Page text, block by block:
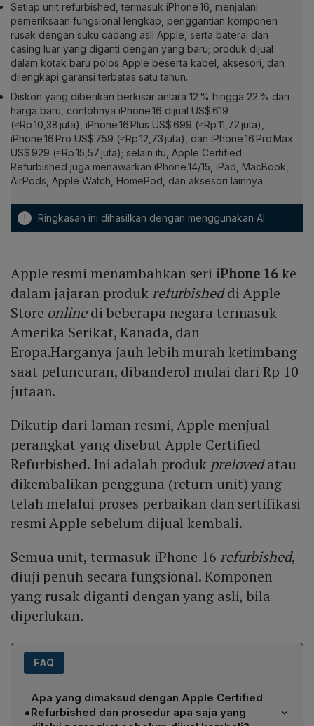
Setiap unit refurbished, termasuk iPhone 16, menjalani
pemeriksaan fungsional lengkap, penggantian komponen
rusak dengan suku cadang asli Apple, serta baterai dan
casing luar yang diganti dengan yang baru; produk dijual
dalam kotak baru polos Apple beserta kabel, aksesori, dan
dilengkapi garansi terbatas satu tahun.
Diskon yang diberikan berkisar antara 12 % hingga 22 % dari
harga baru, contohnya iPhone 16 dijual US$ 619
(≈Rp 10,38 juta), iPhone 16 Plus US$ 699 (≈Rp 11,72 juta),
iPhone 16 Pro US$ 759 (≈Rp 12,73 juta), dan iPhone 16 Pro Max
US$ 929 (≈Rp 15,57 juta); selain itu, Apple Certified
Refurbished juga menawarkan iPhone 14/15, iPad, MacBook,
AirPods, Apple Watch, HomePod, dan aksesori lainnya.
! Ringkasan ini dihasilkan dengan menggunakan AI
Apple resmi menambahkan seri iPhone 16ke
dalam jajaran produk refurbisheddi Apple
Store onlinedi beberapa negara termasuk
Amerika Serikat, Kanada, dan
Eropa.Harganya jauh lebih murah ketimbang
saat peluncuran, dibanderol mulai dari Rp 10
jutaan.
Dikutip dari laman resmi, Apple menjual
perangkat yang disebut Apple Certified
Refurbished. Ini adalah produk prelovedatau
dikembalikan pengguna (return unit) yang
telah melalui proses perbaikan dan sertifikasi
resmi Apple sebelum dijual kembali.
Semua unit, termasuk iPhone 16 refurbished,
diuji penuh secara fungsional. Komponen
yang rusak diganti dengan yang asli, bila
diperlukan.
FAQ
•
Apa yang dimaksud dengan Apple Certified
Refurbished dan prosedur apa saja yang